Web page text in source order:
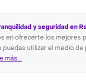
y seguridad en
en ofrecerte los mejores
puedas utilizar el medio
más...